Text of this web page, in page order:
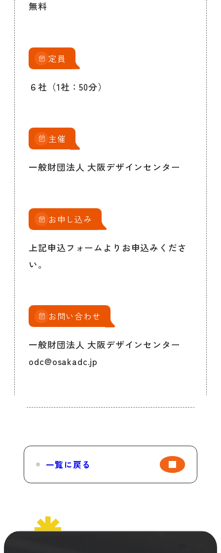
無料
定員
６社（1社：50分）
主催
一般財団法人 大阪デザインセンター
お申し込み
上記申込フォームよりお申込みくださ
い。
お問い合わせ
一般財団法人 大阪デザインセンター
odc@osakadc.jp
一覧に戻る